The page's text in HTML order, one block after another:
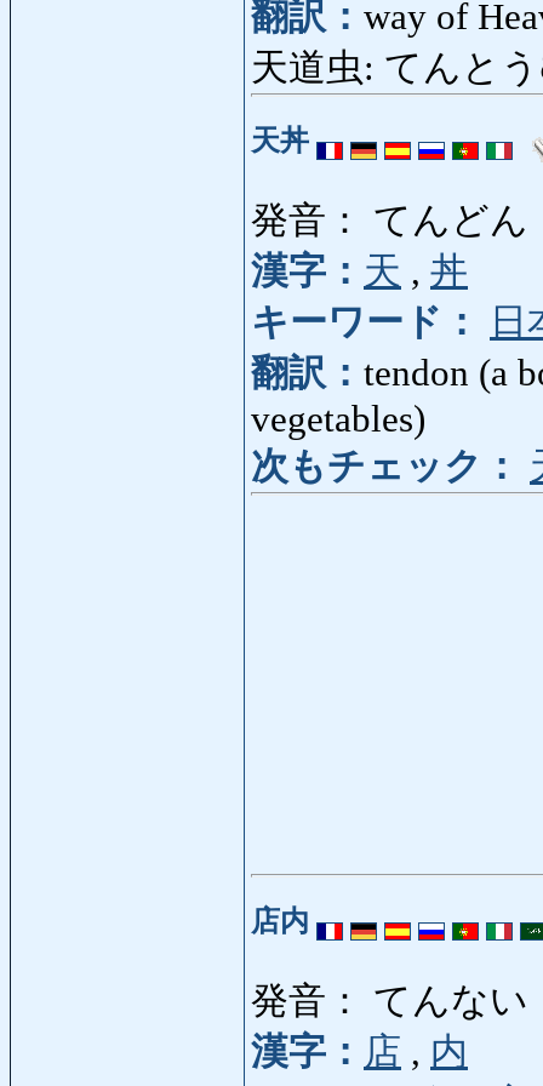
翻訳： way of
天道虫: てんと
天丼
発音： てんどん
漢字： 天 , 丼
キーワード：
日
翻訳： tendon (a
vegetables)
次もチェック：
店内
発音： てんない
漢字： 店 , 内